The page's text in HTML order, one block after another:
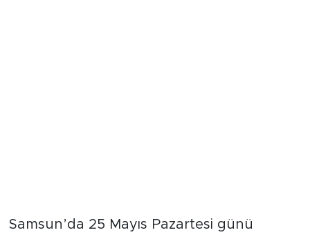
Samsun’da 25 Mayıs Pazartesi günü